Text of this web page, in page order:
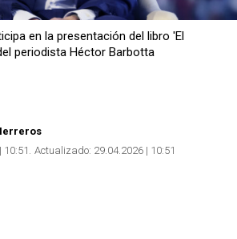
en la presentación del libro 'El
periodista Héctor Barbotta
10:51
Actualizado: 29.04.2026 | 10:51